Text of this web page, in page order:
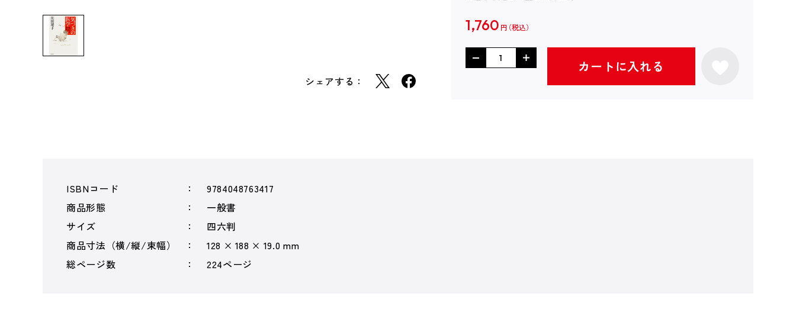
シェアする：
1,760 円
カートに入れる
ISBNコード
9784048763417
商品形態
一般書
サイズ
四六判
商品寸法（横/縦/束幅）
128 × 188 × 19.0 mm
総ページ数
224ページ